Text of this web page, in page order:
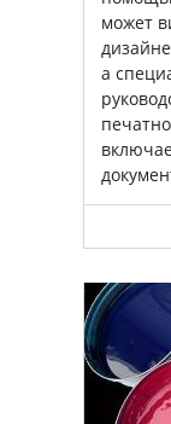
может
а